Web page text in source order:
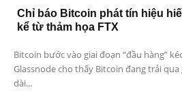
Chỉ báo Bitcoin phát tín hiệu
kể từ thảm họa FTX
Bitcoin bước vào giai đoạn “đầu hàng”
Glassnode cho thấy Bitcoin đang trải
dài...